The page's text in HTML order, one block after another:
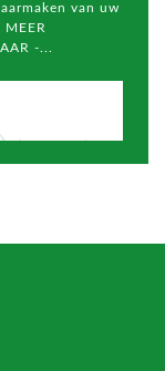
van uw
-...